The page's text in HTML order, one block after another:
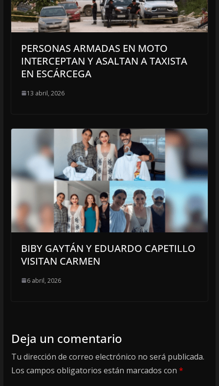
PERSONAS ARMADAS EN MOTO
INTERCEPTAN Y ASALTAN A TAXISTA
EN ESCÁRCEGA
13 abril, 2026
BIBY GAYTÁN Y EDUARDO CAPETILLO
VISITAN CARMEN
6 abril, 2026
Deja un comentario
Tu dirección de correo electrónico no será publicada.
Los campos obligatorios están marcados con *